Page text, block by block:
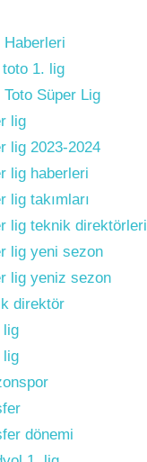
Haberleri
1. lig
Toto Süper Lig
lig
lig 2023-2024
lig haberleri
lig takımları
lig teknik direktörleri
lig yeni sezon
lig yeniz sezon
direktör
lig
lig
dönemi